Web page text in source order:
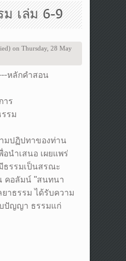
เล่ม 6-9
on Thursday, 28 May
หลักคำสอน
าร
รม
มปฏิปทาของท่าน
อนำเสนอ เผยแพร่
ธรรมเป็นสรณะ
คอลัมน์ "สนทนา
าธรรม ได้รับความ
ปัญญา ธรรมแก่